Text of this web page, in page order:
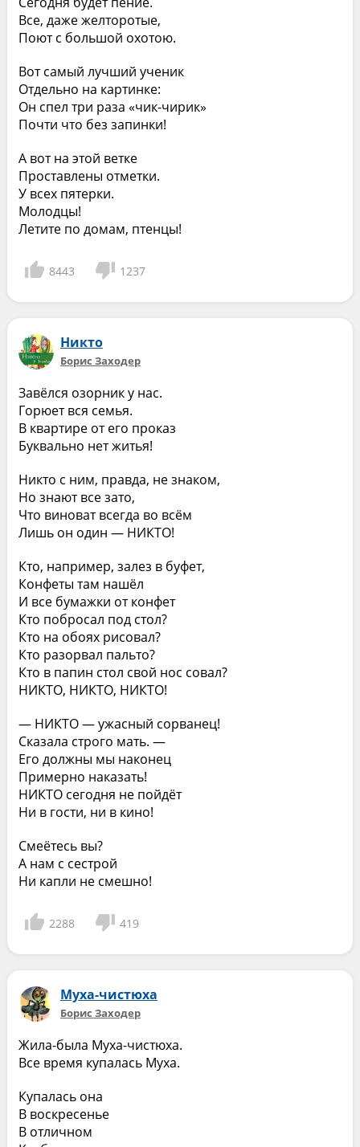
Все, даже желторотые,
Поют с большой охотою.
Вот самый лучший ученик
Отдельно на картинке:
Он спел три раза «чик-чирик»
Почти что без запинки!
А вот на этой ветке
Проставлены отметки.
У всех пятерки.
Молодцы!
Летите по домам, птенцы!
8443 1237
Никто
Борис Заходер
Завёлся озорник у нас.
Горюет вся семья.
В квартире от его проказ
Буквально нет житья!
Никто с ним, правда, не знаком,
Но знают все зато,
Что виноват всегда во всём
Лишь он один — НИКТО!
Кто, например, залез в буфет,
Конфеты там нашёл
И все бумажки от конфет
Кто побросал под стол?
Кто на обоях рисовал?
Кто разорвал пальто?
Кто в папин стол свой нос совал?
НИКТО, НИКТО, НИКТО!
— НИКТО — ужасный сорванец!
Сказала строго мать. —
Его должны мы наконец
Примерно наказать!
НИКТО сегодня не пойдёт
Ни в гости, ни в кино!
Смеётесь вы?
А нам с сестрой
Ни капли не смешно!
2288 419
Муха-чистюха
Борис Заходер
Жила-была Муха-чистюха.
Все время купалась Муха.
Купалась она
В воскресенье
В отличном